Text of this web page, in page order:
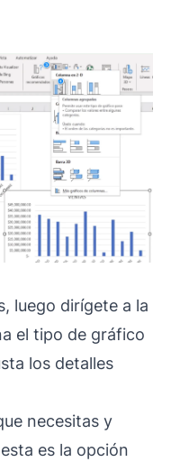
luego dirígete a la
el tipo de gráfico
los detalles
necesitas y
es la opción